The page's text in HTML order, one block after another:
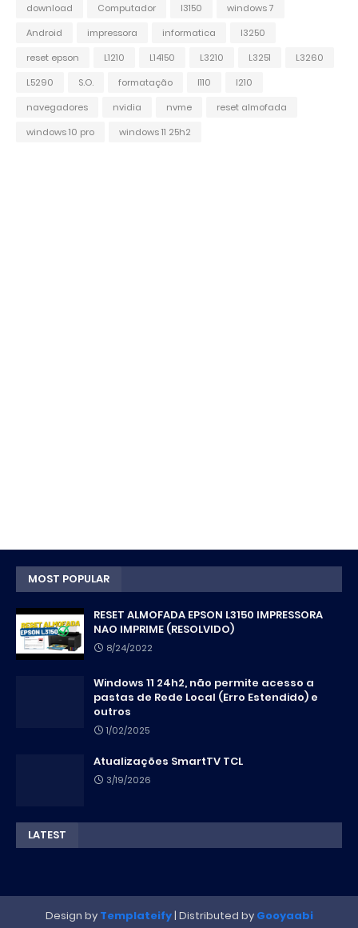
download
Computador l3150
windows 7
Android
impressora informatica
l3250
reset epson
L1210 L14150 L3210 L3251
L3260
L5290
S.O. formatação l110
l210
navegadores
nvidia nvme
reset almofada
windows 10 pro
windows 11 25h2
MOST POPULAR
RESET ALMOFADA EPSON L3150 IMPRESSORA
NAO IMPRIME (RESOLVIDO)
8/24/2022
Windows 11 24h2, não permite acesso a
pastas de Rede Local (Erro Estendido) e
outros
1/02/2025
Atualizações SmartTV TCL
3/19/2026
LATEST
Design by Templateify| Distributed by Gooyaabi